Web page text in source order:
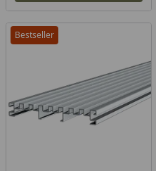
Bestseller